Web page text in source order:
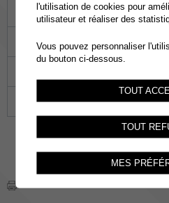
05 06 07
14
26 27 28
l'utilisation de cookies pour
utilisateur et réaliser des
Vous pouvez personnaliser
du bouton ci-dessous.
TOUT
TOUT
MES